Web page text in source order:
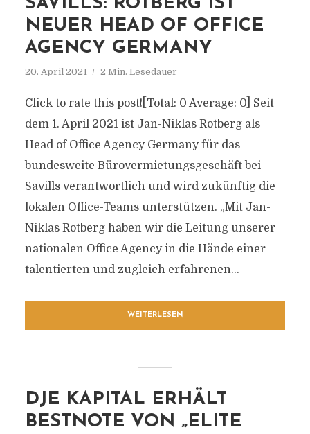
SAVILLS: ROTBERG IST
NEUER HEAD OF OFFICE
AGENCY GERMANY
20. April 2021 2 Min. Lesedauer
Click to rate this post![Total: 0 Average: 0] Seit
dem 1. April 2021 ist Jan-Niklas Rotberg als
Head of Office Agency Germany für das
bundesweite Bürovermietungsgeschäft bei
Savills verantwortlich und wird zukünftig die
lokalen Office-Teams unterstützen. „Mit Jan-
Niklas Rotberg haben wir die Leitung unserer
nationalen Office Agency in die Hände einer
talentierten und zugleich erfahrenen...
WEITERLESEN
DJE KAPITAL ERHÄLT
BESTNOTE VON „ELITE